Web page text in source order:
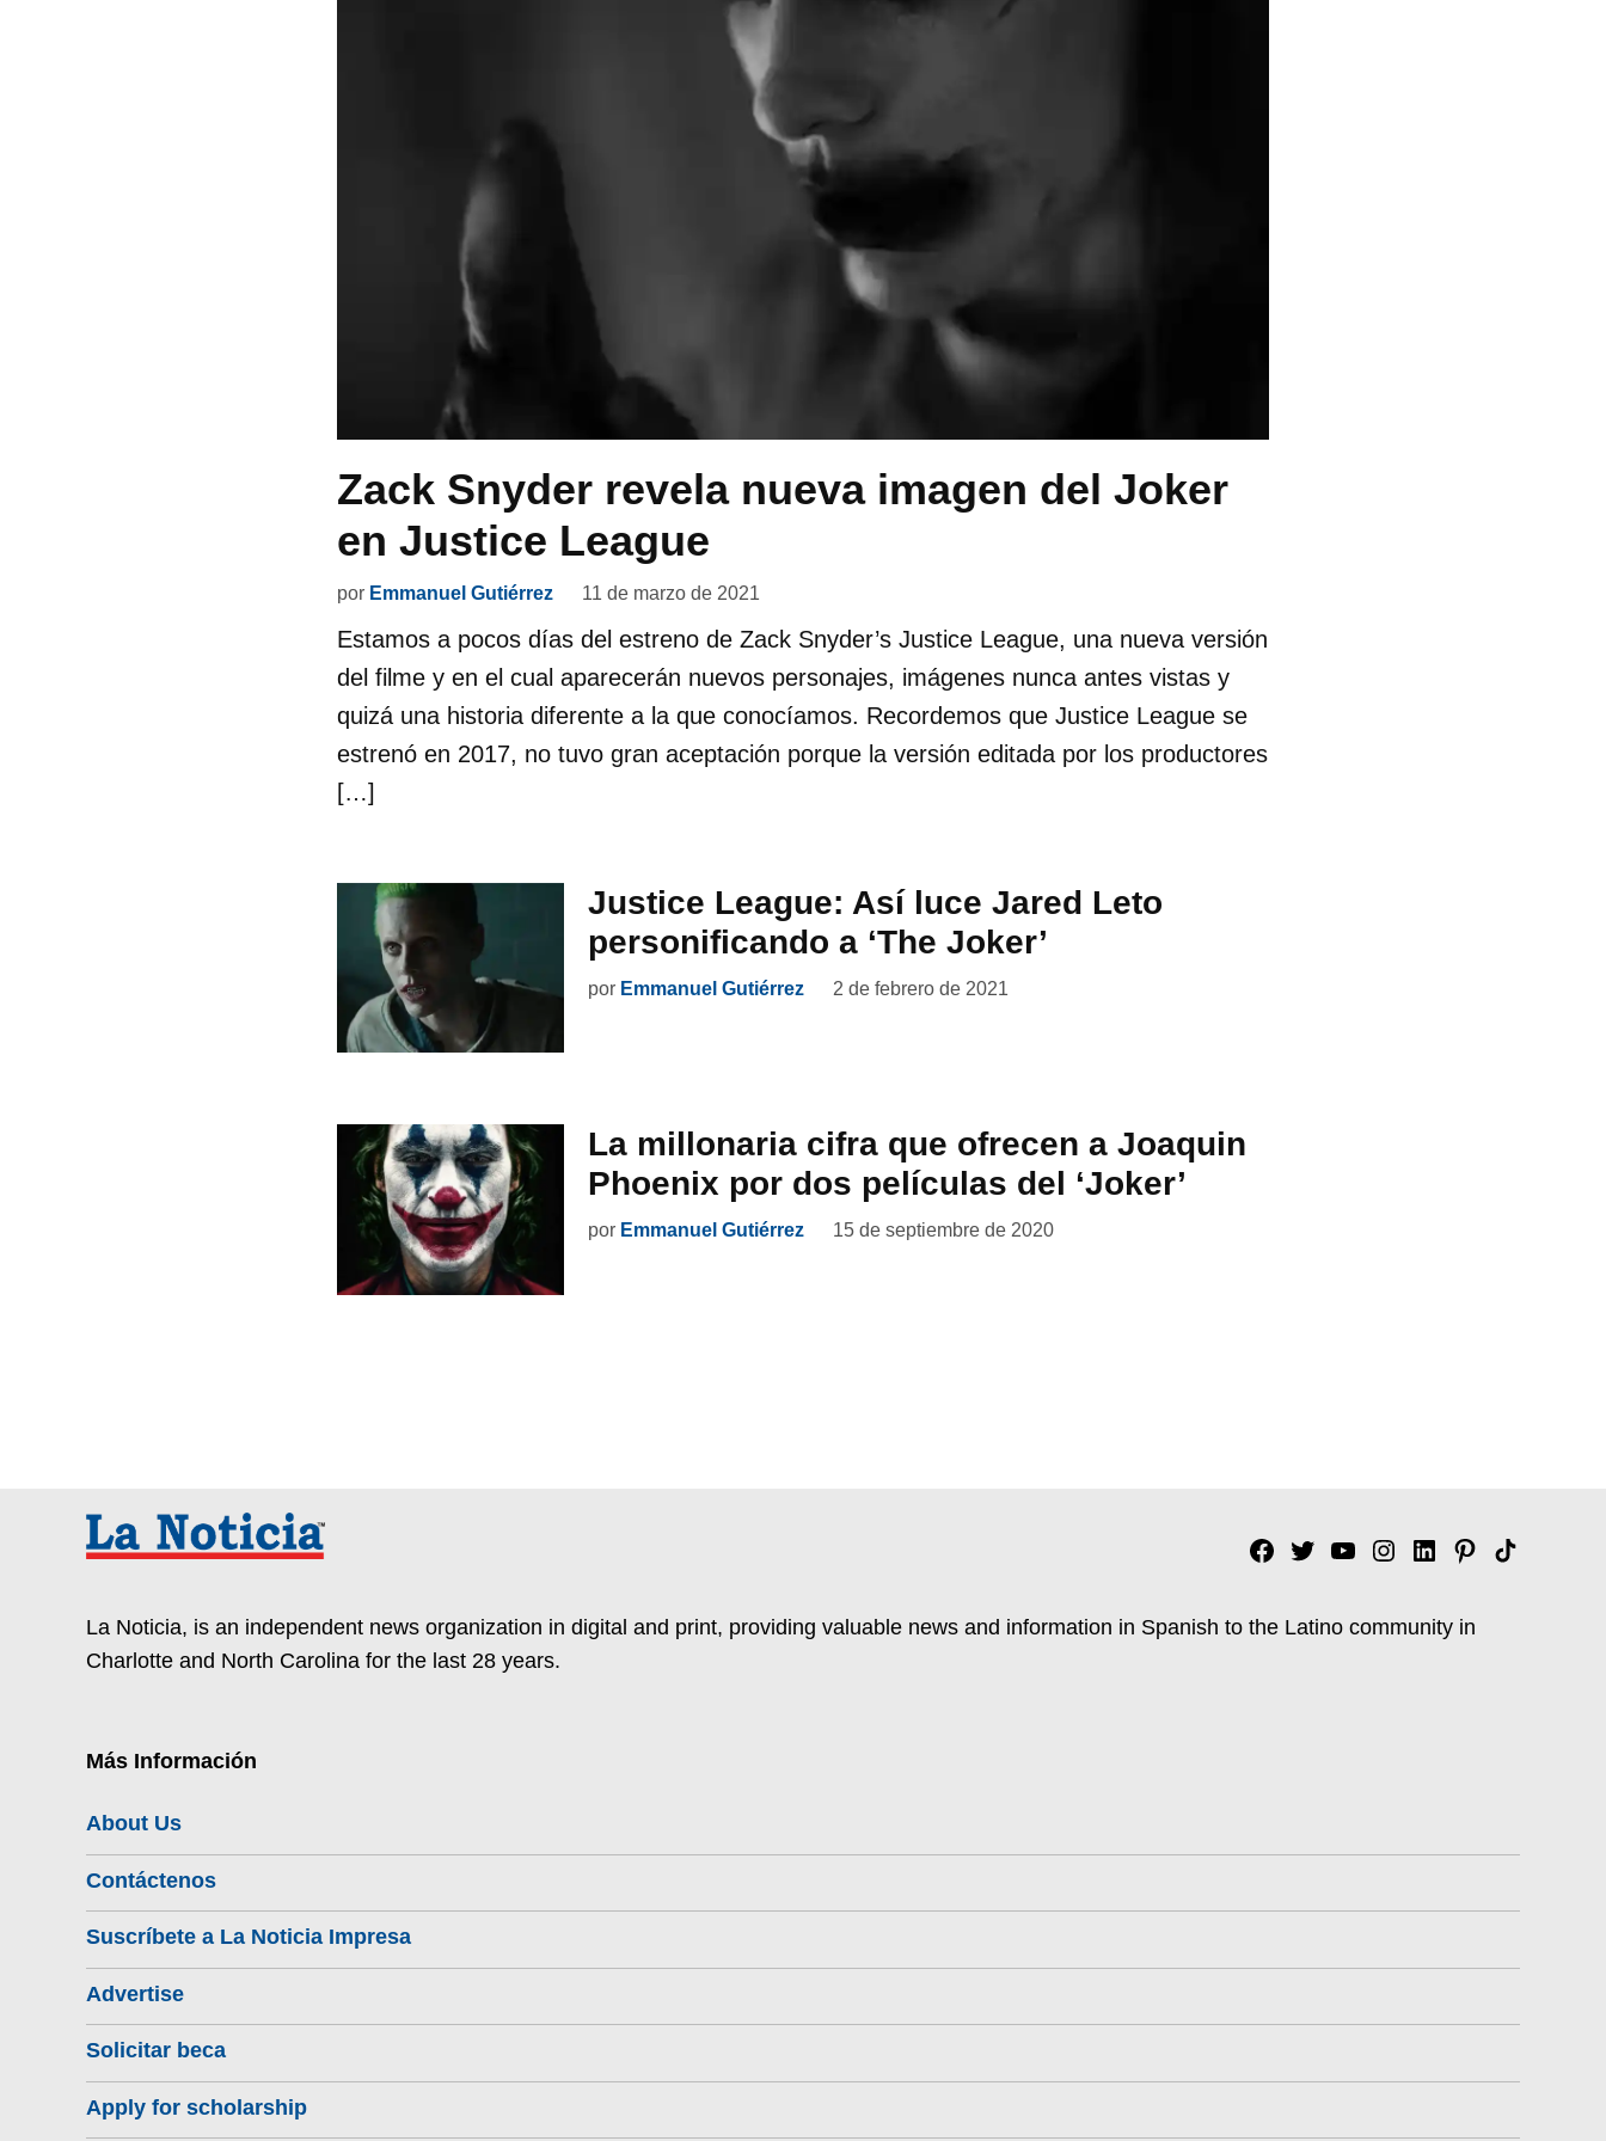
Zack Snyder revela nueva imagen del Joker
en Justice League
por Emmanuel Gutiérrez 11 de marzo de 2021
Estamos a pocos días del estreno de Zack Snyder’s Justice League, una nueva versión
del filme y en el cual aparecerán nuevos personajes, imágenes nunca antes vistas y
quizá una historia diferente a la que conocíamos. Recordemos que Justice League se
estrenó en 2017, no tuvo gran aceptación porque la versión editada por los productores
[…]
Justice League: Así luce Jared Leto
personificando a ‘The Joker’
por Emmanuel Gutiérrez 2 de febrero de 2021
La millonaria cifra que ofrecen a Joaquin
Phoenix por dos películas del ‘Joker’
por Emmanuel Gutiérrez 15 de septiembre de 2020
Facebook
TwitterYouTubeInstagram
Linkedin
Pinterest
Tik
La Noticia, is an independent news organization in digital and print, providing valuable news and information in Spanish to the Latino community in
Charlotte and North Carolina for the last 28 years.
Más Información
About Us
Contáctenos
Suscríbete a La Noticia Impresa
Advertise
Solicitar beca
Apply for scholarship